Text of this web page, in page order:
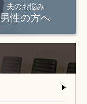
夫のお悩み
男性の方へ